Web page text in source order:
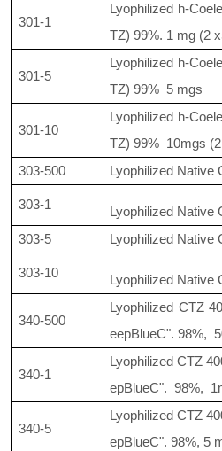
301-1
Lyophilized h-
TZ) 99%. 1 mg (2
301-5
Lyophilized h-
TZ) 99% 5 mgs
301-10
Lyophilized h-
TZ) 99% 10mgs
303-500
Lyophilized Native
303-1
Lyophilized Native
303-5
Lyophilized Native
303-10 Lyophilized Native
340-500
Lyophilized CTZ
eepBlueC". 98%,
340-1
Lyophilized CTZ
epBlueC". 98%,
340-5
Lyophilized CTZ
epBlueC". 98%, 5